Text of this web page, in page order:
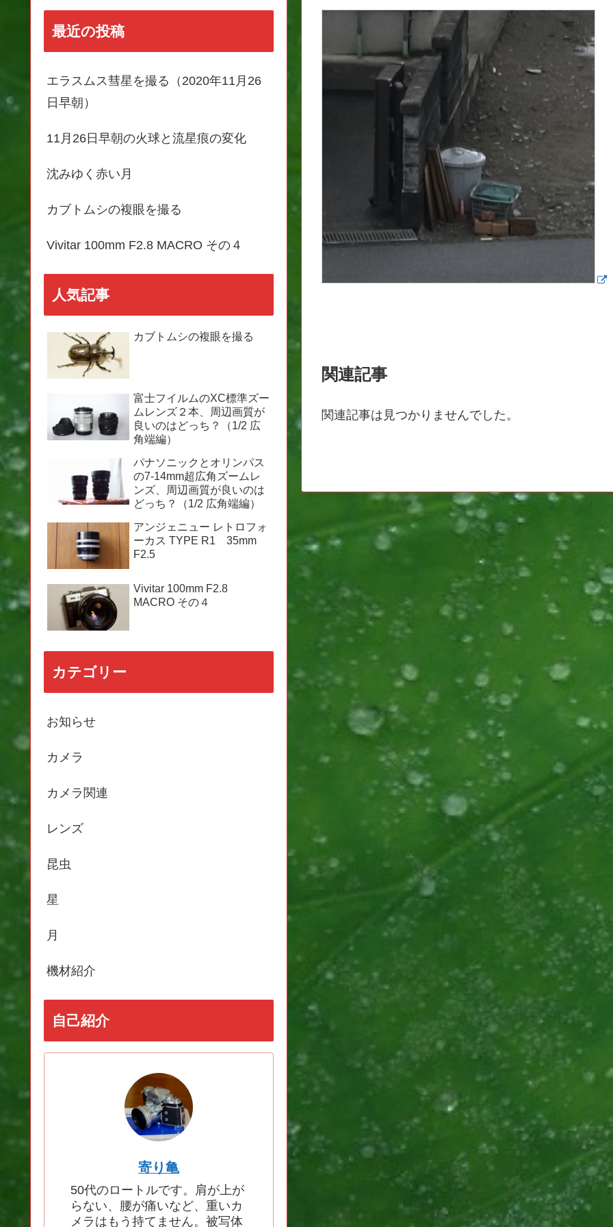
関連記事
関連記事は見つかりませんでした。
最近の投稿
エラスムス彗星を撮る（2020年11月26
日早朝）
11月26日早朝の火球と流星痕の変化
沈みゆく赤い月
カブトムシの複眼を撮る
Vivitar 100mm F2.8 MACRO その４
人気記事
カブトムシの複眼を撮る
富士フイルムのXC標準ズー
ムレンズ２本、周辺画質が
良いのはどっち？（1/2 広
角端編）
パナソニックとオリンパス
の7-14mm超広角ズームレ
ンズ、周辺画質が良いのは
どっち？（1/2 広角端編）
アンジェニュー レトロフォ
ーカス TYPE R1 35mm
F2.5
Vivitar 100mm F2.8
MACRO その４
カテゴリー
お知らせ
カメラ
カメラ関連
レンズ
昆虫
星
月
機材紹介
自己紹介
寄り亀
50代のロートルです。肩が上が
らない、腰が痛いなど、重いカ
メラはもう持てません。被写体